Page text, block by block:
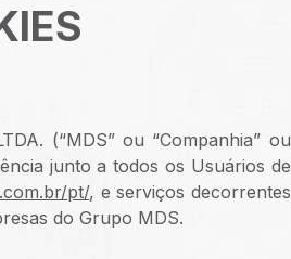
(“MDS” ou “Companhia” ou
junto a todos os Usuários de
pt/, e serviços decorrentes
do Grupo MDS.